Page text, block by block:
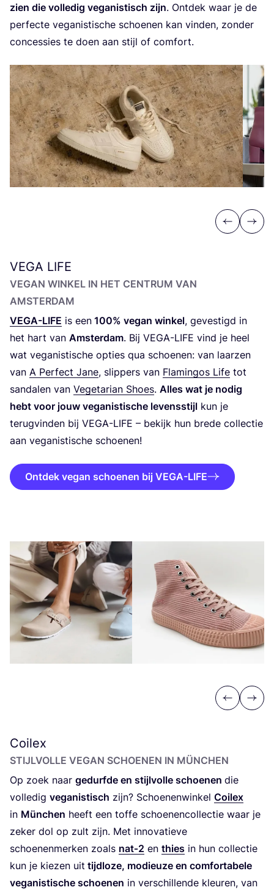
zien die vol­le­dig vega­nis­tisch zijn. Ont­dek waar je de
per­fec­te vega­nis­ti­sche schoe­nen kan vin­den, zon­der
con­ces­sies te doen aan stijl of comfort.
Previous
Next
VEGA LIFE
VEGAN WIN­KEL IN HET CEN­TRUM VAN
AMSTERDAM
VEGA-LIFE is een 100% vegan win­kel, geves­tigd in
het hart van Amster­dam. Bij VEGA-LIFE vind je heel
wat vega­nis­ti­sche opties qua schoe­nen: van laar­zen
van A Per­fect Jane, slip­pers van Fla­mingos Life tot
san­da­len van Vege­ta­ri­an Shoes. Alles wat je nodig
hebt voor jouw vega­nis­ti­sche levens­stijl kun je
terug­vin­den bij VEGA-LIFE – bekijk hun bre­de col­lec­tie
aan vega­nis­ti­sche schoenen!
Ontdek vegan schoenen bij VEGA-LIFE
Previous
Next
Coilex
STIJL­VOL­LE VEGAN SCHOE­NEN IN MÜNCHEN
Op zoek naar gedurf­de en stijl­vol­le schoe­nen die
vol­le­dig vega­nis­tisch zijn? Schoe­nen­win­kel Coi­lex
in Mün­chen heeft een tof­fe schoe­nen­col­lec­tie waar je
zeker dol op zult zijn. Met inno­va­tie­ve
schoe­nen­mer­ken zoals nat‑2 en thies in hun col­lec­tie
kun je kie­zen uit tijd­lo­ze, modi­eu­ze en com­for­ta­be­le
vega­nis­ti­sche schoe­nen in ver­schil­len­de kleu­ren, van